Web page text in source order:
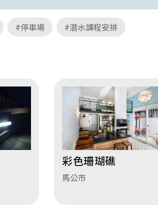
#停車場 #潛水課程安排
彩色珊瑚礁
馬公市